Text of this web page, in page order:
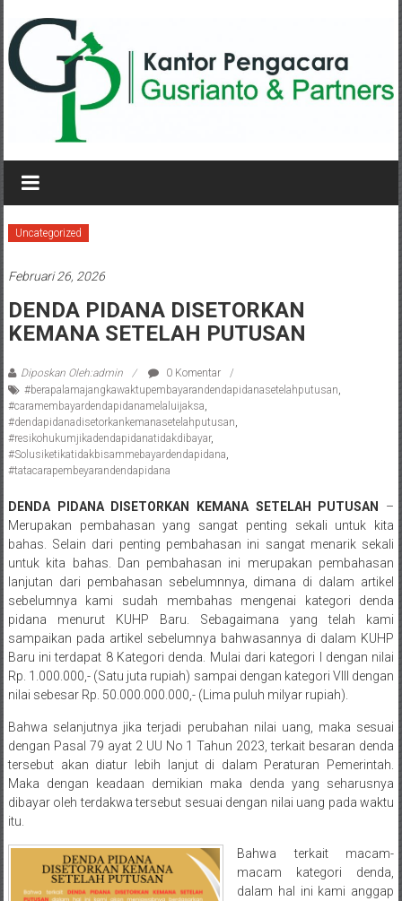
konten
KANTOR
PENGACARA
GUSRIANTO
&
PARTNERS
Kantor
Perceraian
/
Pengacara
Perceraian/
Advokat
Konsultan
Hukum
/
Konsultan
Hukum
Pajak/
Mediator/
Mediasi/
Yogyakarta/Bantul/Sleman/Gunung
Kidul/Wonosari/Wates/Kulonprogo/
Yogyakarta/Jogja/
kalten/Solo/
Purwakarta,
Sukoharjo/
Semarang/
Batang/Brebes/
Purworejo,
Kebumen/Magelang/Temanggung/Mungkid/Demak/
Batu/
Uncategorized
Februari 26, 2026
DENDA PIDANA DISETORKAN
KEMANA SETELAH PUTUSAN
Diposkan Oleh:admin
0 Komentar
#berapalamajangkawaktupembayarandendapidanasetelahputusan,
#caramembayardendapidanamelaluijaksa,
#dendapidanadisetorkankemanasetelahputusan,
#resikohukumjikadendapidanatidakdibayar,
#Solusiketikatidakbisammebayardendapidana,
#tatacarapembeyarandendapidana
DENDA PIDANA DISETORKAN KEMANA SETELAH PUTUSAN
–
Merupakan pembahasan yang sangat penting sekali untuk kita
bahas. Selain dari penting pembahasan ini sangat menarik sekali
untuk kita bahas. Dan pembahasan ini merupakan pembahasan
lanjutan dari pembahasan sebelumnnya, dimana di dalam artikel
sebelumnya kami sudah membahas mengenai kategori denda
pidana menurut KUHP Baru. Sebagaimana yang telah kami
sampaikan pada artikel sebelumnya bahwasannya di dalam KUHP
Baru ini terdapat 8 Kategori denda. Mulai dari kategori I dengan nilai
Rp. 1.000.000,- (Satu juta rupiah) sampai dengan kategori VIII dengan
nilai sebesar Rp. 50.000.000.000,- (Lima puluh milyar rupiah).
Bahwa selanjutnya jika terjadi perubahan nilai uang, maka sesuai
dengan Pasal 79 ayat 2 UU No 1 Tahun 2023, terkait besaran denda
tersebut akan diatur lebih lanjut di dalam Peraturan Pemerintah.
Maka dengan keadaan demikian maka denda yang seharusnya
dibayar oleh terdakwa tersebut sesuai dengan nilai uang pada waktu
itu.
Bahwa terkait macam-
macam kategori denda,
dalam hal ini kami anggap